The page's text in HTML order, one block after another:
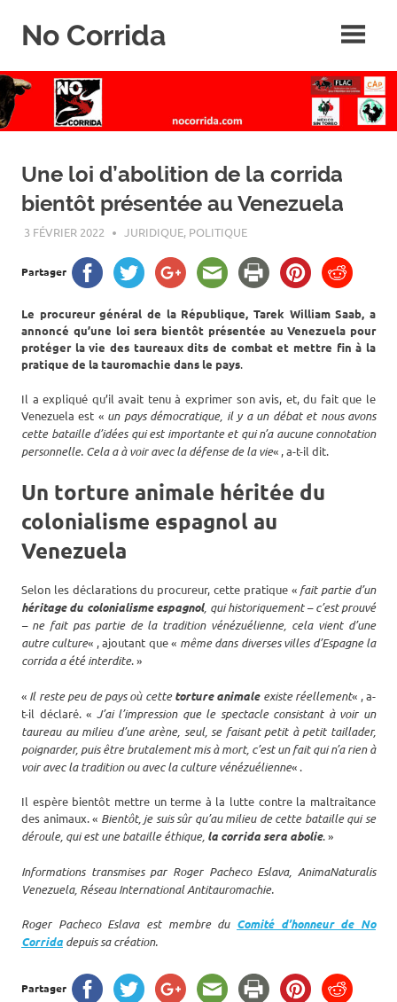
No Corrida
de
la
corrida
Une loi d’abolition de la corrida
bientôt présentée au Venezuela
3 FÉVRIER 2022 ROGER LAHANA
JURIDIQUE, POLITIQUE
Partager
Le procureur général de la République, Tarek William Saab, a
annoncé qu’une loi sera bientôt présentée au Venezuela pour
protéger la vie des taureaux dits de combat et mettre fin à la
pratique de la tauromachie dans le pays.
Il a expliqué qu’il avait tenu à exprimer son avis, et, du fait que le
Venezuela est « un pays démocratique, il y a un débat et nous avons
cette bataille d’idées qui est importante et qui n’a aucune connotation
personnelle. Cela a à voir avec la défense de la vie« , a-t-il dit.
Un torture animale héritée du
colonialisme espagnol au
Venezuela
Selon les déclarations du procureur, cette pratique « fait partie d’un
héritage du colonialisme espagnol, qui historiquement – c’est prouvé
– ne fait pas partie de la tradition vénézuélienne, cela vient d’une
autre culture« , ajoutant que « même dans diverses villes d’Espagne la
corrida a été interdite. »
« Il reste peu de pays où cettetorture animaleexiste réellement« , a-
t-il déclaré. « J’ai l’impression que le spectacle consistant à voir un
taureau au milieu d’une arène, seul, se faisant petit à petit taillader,
poignarder, puis être brutalement mis à mort, c’est un fait qui n’a rien à
voir avec la tradition ou avec la culture vénézuélienne« .
Il espère bientôt mettre un terme à la lutte contre la maltraitance
des animaux. « Bientôt, je suis sûr qu’au milieu de cette bataille qui se
déroule, qui est une bataille éthique, la corrida sera abolie. »
Informations transmises par Roger Pacheco Eslava, AnimaNaturalis
Venezuela, Réseau International Antitauromachie.
Roger Pacheco Eslava est membre du Comité d’honneur de No
Corrida depuis sa création.
Partager